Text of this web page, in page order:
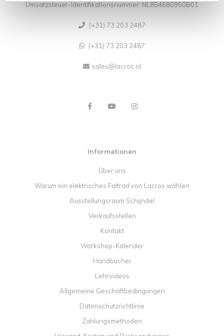
Umsatzsteuer-Identifikationsnummer: NL854680950B01
(+31) 73 203 2487
(+31) 73 203 2487
sales@lacros.nl
Informationen
Über uns
Warum ein elektrisches Faltrad von Lacros wählen
Ausstellungsraum Schijndel
Verkaufsstellen
Kontakt
Workshop-Kalender
Handbücher
Lehrvideos
Allgemeine Geschäftbedingungen
Datenschutzrichtlinie
Zahlungsmethoden